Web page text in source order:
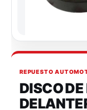
REPUESTO
DISCO DE